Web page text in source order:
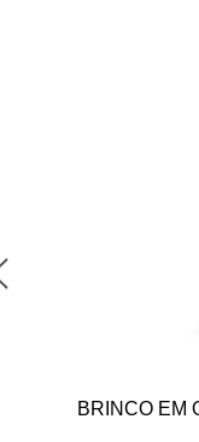
BRINCO EM